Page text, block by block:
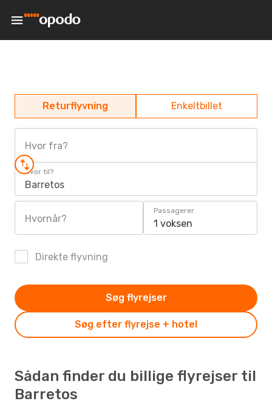
Returflyvning Enkeltbillet
Hvor fra?
Hvor til?
Barretos
Hvornår?
Passagerer
1 voksen
Direkte flyvning
Søg efter flyrejse + hotel
Søg flyrejser
Sådan finder du billige flyrejser til
Barretos